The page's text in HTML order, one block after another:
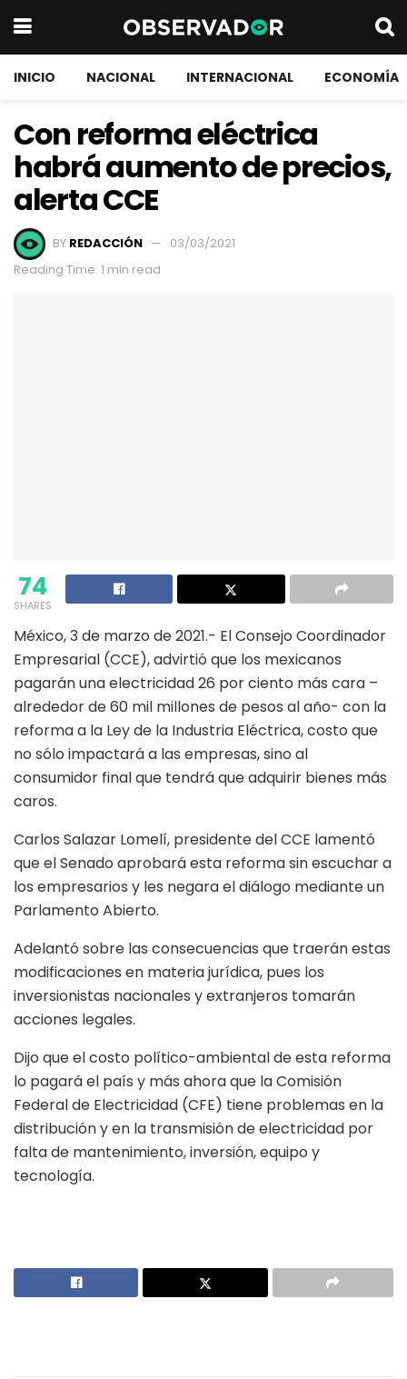
INICIO NACIONAL INTERNACIONAL ECONOMÍA
Con reforma eléctrica
habrá aumento de precios,
alerta CCE
BY REDACCIÓN
03/03/2021
Reading Time: 1 min read
74
SHARES
México, 3 de marzo de 2021.- El Consejo Coordinador
Empresarial (CCE), advirtió que los mexicanos
pagarán una electricidad 26 por ciento más cara –
alrededor de 60 mil millones de pesos al año- con la
reforma a la Ley de la Industria Eléctrica, costo que
no sólo impactará a las empresas, sino al
consumidor final que tendrá que adquirir bienes más
caros.
Carlos Salazar Lomelí, presidente del CCE lamentó
que el Senado aprobará esta reforma sin escuchar a
los empresarios y les negara el diálogo mediante un
Parlamento Abierto.
Adelantó sobre las consecuencias que traerán estas
modificaciones en materia jurídica, pues los
inversionistas nacionales y extranjeros tomarán
acciones legales.
Dijo que el costo político-ambiental de esta reforma
lo pagará el país y más ahora que la Comisión
Federal de Electricidad (CFE) tiene problemas en la
distribución y en la transmisión de electricidad por
falta de mantenimiento, inversión, equipo y
tecnología.